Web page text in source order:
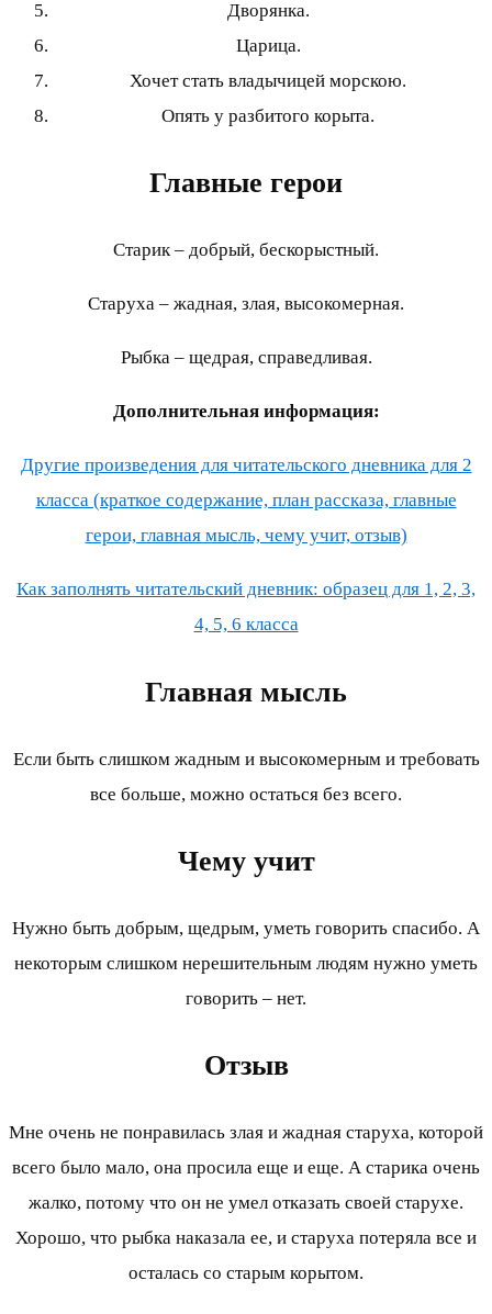
Дворянка.
Царица.
Хочет стать владычицей морскою.
Опять у разбитого корыта.
Главные герои
Старик – добрый, бескорыстный.
Старуха – жадная, злая, высокомерная.
Рыбка – щедрая, справедливая.
Дополнительная информация:
Другие произведения для читательского дневника для 2
класса (краткое содержание, план рассказа, главные
герои, главная мысль, чему учит, отзыв)
Как заполнять читательский дневник: образец для 1, 2, 3,
4, 5, 6 класса
Главная мысль
Если быть слишком жадным и высокомерным и требовать
все больше, можно остаться без всего.
Чему учит
Нужно быть добрым, щедрым, уметь говорить спасибо. А
некоторым слишком нерешительным людям нужно уметь
говорить – нет.
Отзыв
Мне очень не понравилась злая и жадная старуха, которой
всего было мало, она просила еще и еще. А старика очень
жалко, потому что он не умел отказать своей старухе.
Хорошо, что рыбка наказала ее, и старуха потеряла все и
осталась со старым корытом.